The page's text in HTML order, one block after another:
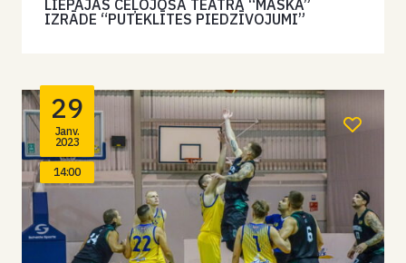
LIEPĀJAS CEĻOJOŠĀ TEĀTRA “MASKA”
IZRĀDE “PUTEKLĪTES PIEDZĪVOJUMI”
29
Janv.
2023
14:00